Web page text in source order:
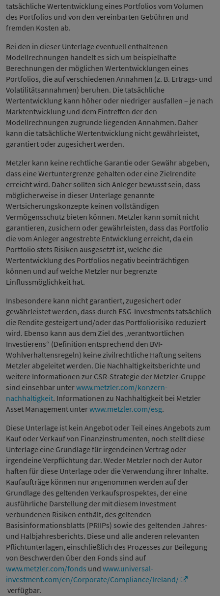
tatsächliche Wertentwicklung eines Portfolios vom Volumen
des Portfolios und von den vereinbarten Gebühren und
fremden Kosten ab.
Bei den in dieser Unterlage eventuell enthaltenen
Modellrechnungen handelt es sich um beispielhafte
Berechnungen der möglichen Wertentwicklungen eines
Portfolios, die auf verschiedenen Annahmen (z. B. Ertrags- und
Volatilitätsannahmen) beruhen. Die tatsächliche
Wertentwicklung kann höher oder niedriger ausfallen – je nach
Marktentwicklung und dem Eintreffen der den
Modellrechnungen zugrunde liegenden Annahmen. Daher
kann die tatsächliche Wertentwicklung nicht gewährleistet,
garantiert oder zugesichert werden.
Metzler kann keine rechtliche Garantie oder Gewähr abgeben,
dass eine Wertuntergrenze gehalten oder eine Zielrendite
erreicht wird. Daher sollten sich Anleger bewusst sein, dass
möglicherweise in dieser Unterlage genannte
Wertsicherungskonzepte keinen vollständigen
Vermögensschutz bieten können. Metzler kann somit nicht
garantieren, zusichern oder gewährleisten, dass das Portfolio
die vom Anleger angestrebte Entwicklung erreicht, da ein
Portfolio stets Risiken ausgesetzt ist, welche die
Wertentwicklung des Portfolios negativ beeinträchtigen
können und auf welche Metzler nur begrenzte
Einflussmöglichkeit hat.
Insbesondere kann nicht garantiert, zugesichert oder
gewährleistet werden, dass durch ESG-Investments tatsächlich
die Rendite gesteigert und/oder das Portfoliorisiko reduziert
wird. Ebenso kann aus dem Ziel des „verantwortlichen
Investierens“ (Definition entsprechend den BVI-
Wohlverhaltensregeln) keine zivilrechtliche Haftung seitens
Metzler abgeleitet werden. Die Nachhaltigkeitsberichte und
weitere Informationen zur CSR-Strategie der Metzler-Gruppe
sind einsehbar unterwww.metzler.com/konzern-
nachhaltigkeit. Informationen zu Nachhaltigkeit bei Metzler
Asset Management unterwww.metzler.com/esg.
Diese Unterlage ist kein Angebot oder Teil eines Angebots zum
Kauf oder Verkauf von Finanzinstrumenten, noch stellt diese
Unterlage eine Grundlage für irgendeinen Vertrag oder
irgendeine Verpflichtung dar. Weder Metzler noch der Autor
haften für diese Unterlage oder die Verwendung ihrer Inhalte.
Kaufaufträge können nur angenommen werden auf der
Grundlage des geltenden Verkaufsprospektes, der eine
ausführliche Darstellung der mit diesem Investment
verbundenen Risiken enthält, des geltenden
Basisinformationsblatts (PRIIPs) sowie des geltenden Jahres-
und Halbjahresberichts. Diese und alle anderen relevanten
Pflichtunterlagen, einschließlich des Prozesses zur Beilegung
von Beschwerden über den Fonds sind auf
www.metzler.com/fonds und www.universal-
investment.com/en/Corporate/Compliance/Ireland/
verfügbar.